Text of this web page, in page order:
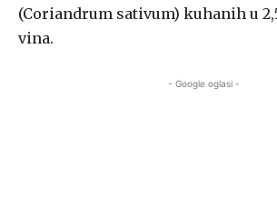
(Coriandrum sativum) kuhanih u
vina.
- Google oglasi -